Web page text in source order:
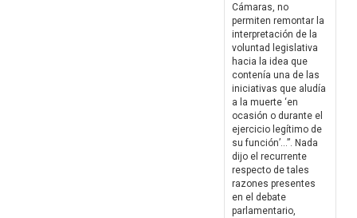
Cámaras, no
permiten remontar la
interpretación de la
voluntad legislativa
hacia la idea que
contenía una de las
iniciativas que aludía
a la muerte ‘en
ocasión o durante el
ejercicio legítimo de
su función’…”. Nada
dijo el recurrente
respecto de tales
razones presentes
en el debate
parlamentario,